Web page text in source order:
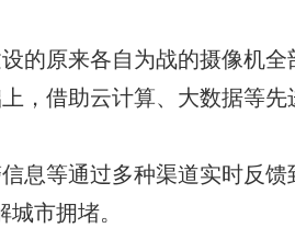
的原来各自为战的摄像机全
，借助云计算、大数据等
息等通过多种渠道实时反
市拥堵。